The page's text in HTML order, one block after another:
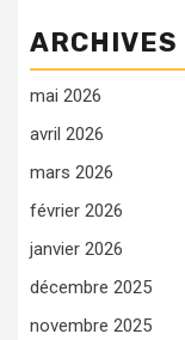
ARCHIVES
mai 2026
avril 2026
mars 2026
février 2026
janvier 2026
décembre 2025
novembre 2025